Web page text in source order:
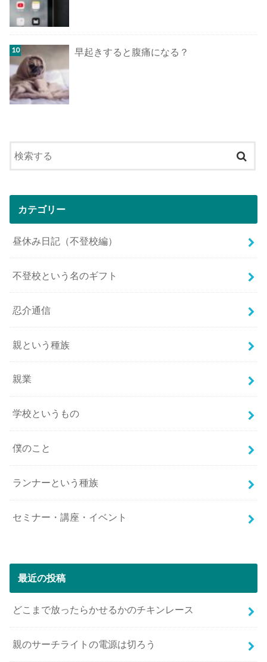
早起きすると腹痛になる？
カテゴリー
昼休み日記（不登校編）
不登校という名のギフト
忍介通信
親という種族
親業
学校というもの
僕のこと
ランナーという種族
セミナー・講座・イベント
最近の投稿
どこまで放ったらかせるかのチキンレース
親のサーチライトの電源は切ろう